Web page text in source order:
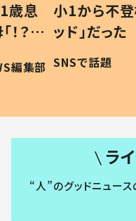
歳息
？」
編集部
小1から不登
ッド」だっ
作り続ける
#令和の子
SNSで話題
ラ
“人”のグッドニュー